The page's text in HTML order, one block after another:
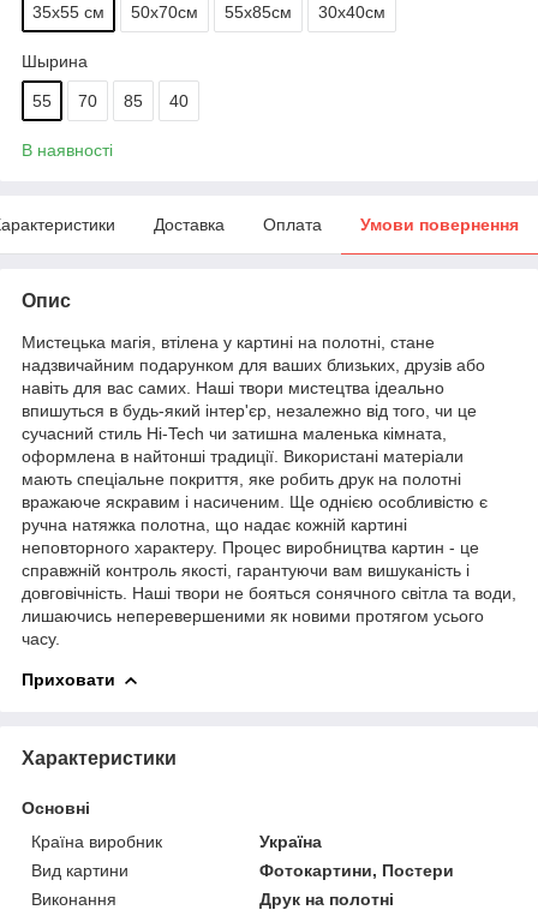
35х55 см 50х70см 55х85см 30х40см
Шырина
55 70 85 40
В наявності
Доставка Оплата Умови повернення
Опис
Мистецька магія, втілена у картині на полотні, стане
надзвичайним подарунком для ваших близьких, друзів або
навіть для вас самих. Наші твори мистецтва ідеально
впишуться в будь-який інтер'єр, незалежно від того, чи це
сучасний стиль Hi-Tech чи затишна маленька кімната,
оформлена в найтонші традиції. Використані матеріали
мають спеціальне покриття, яке робить друк на полотні
вражаюче яскравим і насиченим. Ще однією особливістю є
ручна натяжка полотна, що надає кожній картині
неповторного характеру. Процес виробництва картин - це
справжній контроль якості, гарантуючи вам вишуканість і
довговічність. Наші твори не бояться сонячного світла та води,
лишаючись неперевершеними як новими протягом усього
часу.
Приховати
Характеристики
Основні
Країна виробник
Україна
Вид картини
Фотокартини, Постери
Виконання
Друк на полотні